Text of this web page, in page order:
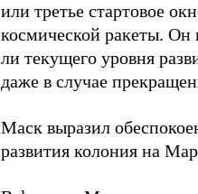
или третье стартовое
космической ракеты. Он
ли текущего уровня
даже в случае
Маск выразил
развития колония на